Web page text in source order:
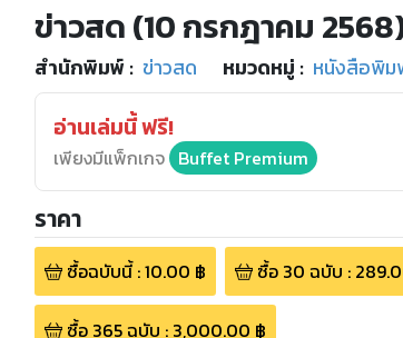
ข่าวสด (10 กรกฎาคม
สำนักพิมพ์ : ข่าวสด หมวดหมู่ : หนังสือพิม
อ่านเล่มนี้ ฟรี!
เพียงมีแพ็กเกจ Buffet Premium
ราคา
ซื้อฉบับนี้:10.00 ฿ ซื้อ 30 ฉบับ :
ซื้อ 365ฉบับ : 3,000.00 ฿